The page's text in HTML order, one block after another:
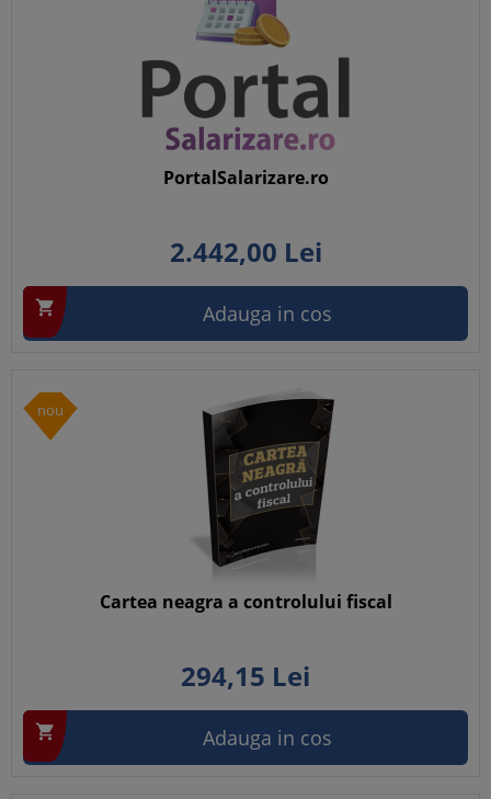
PortalSalarizare.ro
2.442,00 Lei
 Adauga in cos
nou
Cartea neagra a controlului fiscal
294,15 Lei
 Adauga in cos